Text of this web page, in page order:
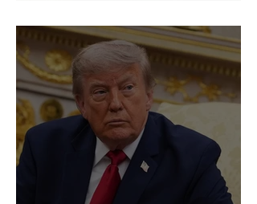
militaire à l'automne